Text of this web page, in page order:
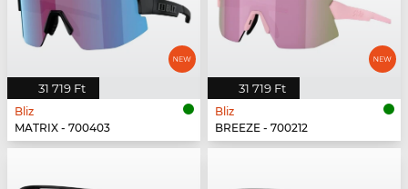
31 719 Ft
Bliz
MATRIX - 700403
31 719 Ft
Bliz
BREEZE - 700212